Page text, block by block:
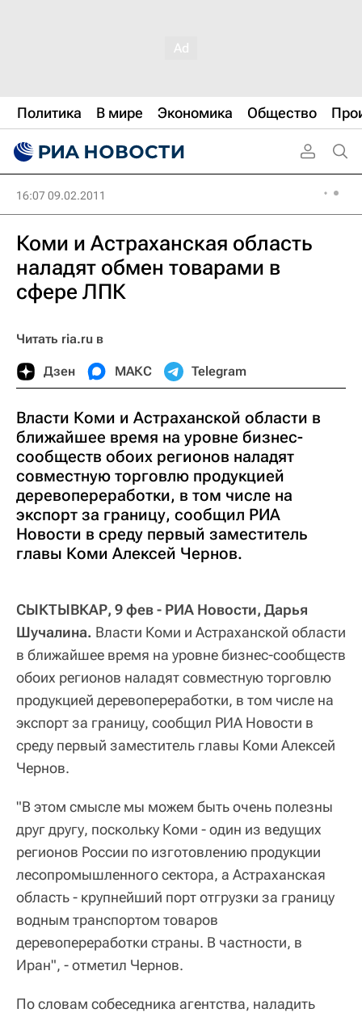
Политика В мире Экономика Общество
16:07 09.02.2011
Коми и Астраханская область
наладят обмен товарами в
сфере ЛПК
Читать ria.ru в
Дзен МАКС Telegram
Власти Коми и Астраханской области в
ближайшее время на уровне бизнес-
сообществ обоих регионов наладят
совместную торговлю продукцией
деревопереработки, в том числе на
экспорт за границу, сообщил РИА
Новости в среду первый заместитель
главы Коми Алексей Чернов.
СЫКТЫВКАР, 9 фев - РИА Новости, Дарья
Шучалина. Власти Коми и Астраханской области
в ближайшее время на уровне бизнес-сообществ
обоих регионов наладят совместную торговлю
продукцией деревопереработки, в том числе на
экспорт за границу, сообщил РИА Новости в
среду первый заместитель главы Коми Алексей
Чернов.
"В этом смысле мы можем быть очень полезны
друг другу, поскольку Коми - один из ведущих
регионов России по изготовлению продукции
лесопромышленного сектора, а Астраханская
область - крупнейший порт отгрузки за границу
водным транспортом товаров
деревопереработки страны. В частности, в
Иран", - отметил Чернов.
По словам собеседника агентства, наладить